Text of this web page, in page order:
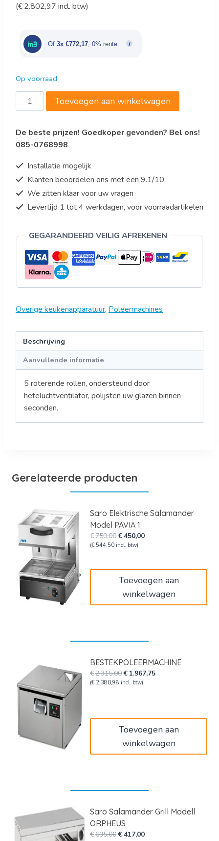
prijs
€2.825,00.
€2.316,50.
(€2.802,97 incl. btw)
Of 3x €772,17, 0% rente
Op voorraad
Bartscher
Glaspoleermachine
Toevoegen aan winkelwagen
De beste prijzen! Goedkoper gevonden? Bel ons!
085-0768998
Installatie mogelijk
Klanten beoordelen ons met een 9.1/10
We zitten klaar voor uw vragen
Levertijd 1 tot 4 werkdagen, voor voorraadartikelen
GEGARANDEERD VEILIG AFREKENEN
Overige keukenapparatuur, Poleermachines
Beschrijving
Aanvullende informatie
5 roterende rollen, ondersteund door
heteluchtventilator, polijsten uw glazen binnen
seconden.
Gerelateerde producten
Saro Elektrische Salamander
Model PAVIA 1
€750,00Oorspronkelijke
prijs
€450,00Huidige
(€ 544,50 incl. btw)
Toevoegen aan
winkelwagen
BESTEKPOLEERMACHINE
€2.315,00Oorspronkelijke
prijs
€ 1.967,75Huidige
(€ 2.380,98 incl. btw)
Toevoegen aan
winkelwagen
Saro Salamander Grill Modell
ORPHEUS
€695,00Oorspronkelijke
€417,00Huidige